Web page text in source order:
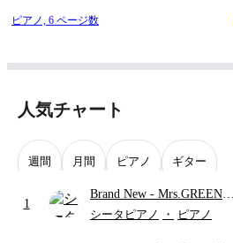
かこの涙が　#リトグリ　#楽譜
Trohishima（トロヒシマ）
学生。
有名曲をピアノのソロ楽譜や連
ピアノ, 6 ページ数
人気チャート
週間 月間 ピアノ ギター
1
Brand New - Mrs.GREEN
APPLE
シータピアノ ・ ピアノ